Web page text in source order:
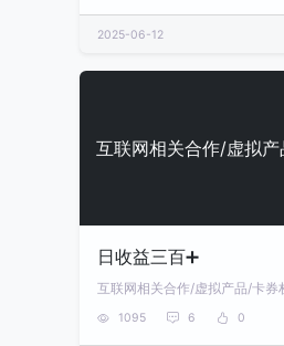
2025-06-12
互联网相关合作/虚拟
日收益三百➕
互联网相关合作/虚拟产品/卡券
1095 6 0